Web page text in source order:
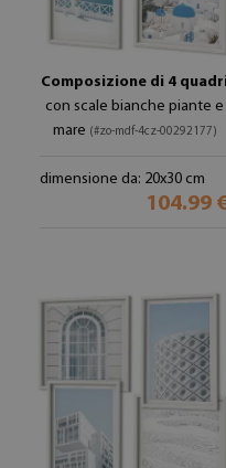
Composizione di 4
con scale bianche piante e
mare (#zo-mdf-4cz-00292177)
dimensione da: 20x30 cm
104.99